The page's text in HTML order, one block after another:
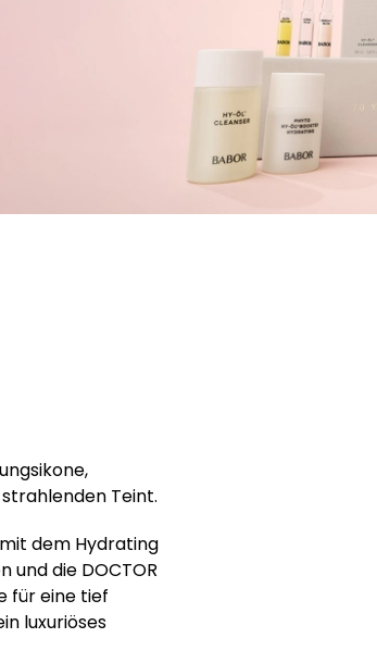
Teint.
dem Hydrating
und die DOCTOR
für eine tief
luxuriöses